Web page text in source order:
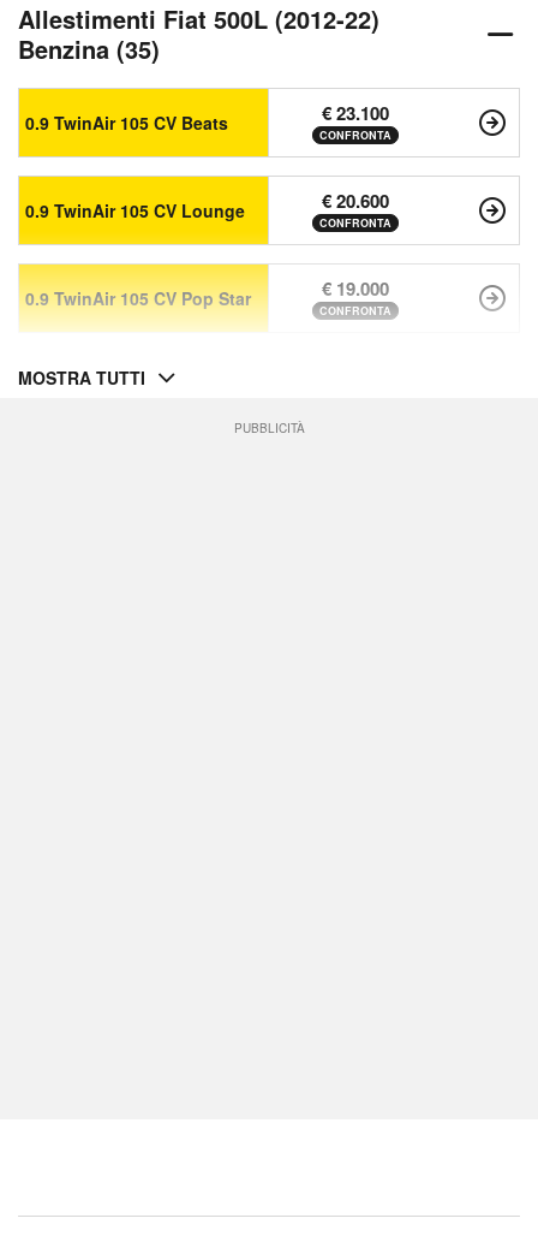
Allestimenti Fiat 500L (2012-22)
Benzina (35)
0.9 TwinAir 105 CV Beats € 23.100
CONFRONTA
0.9 TwinAir 105 CV Lounge € 20.600
CONFRONTA
0.9 TwinAir 105 CV Pop Star € 19.000
CONFRONTA
MOSTRA TUTTI
PUBBLICITÀ